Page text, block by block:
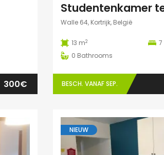
300€
Walle 64, Kortrijk, België
13 m2 7
0 Bathrooms
BESCH. VANAF SEP.
NIEUW